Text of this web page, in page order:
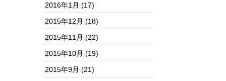
2016年1月 (17)
2015年12月 (18)
2015年11月 (22)
2015年10月 (19)
2015年9月 (21)